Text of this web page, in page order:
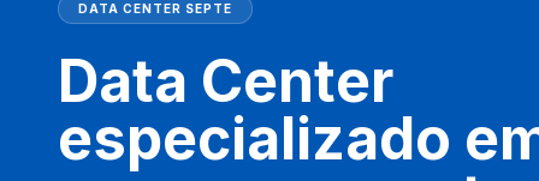
DATA CENTER SEPTE
Data Center
especializado